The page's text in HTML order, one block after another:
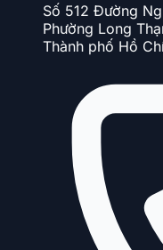
Số 512 Đường
Phường Long
Thành phố Hồ